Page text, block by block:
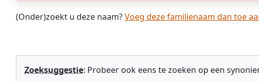
(Onder)zoekt u deze naam?Voeg deze familienaam dan toe
Zoeksuggestie: Probeer ook eens te zoeken op een